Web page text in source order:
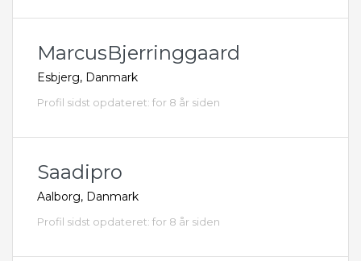
MarcusBjerringgaard
Esbjerg, Danmark
Profil sidst opdateret: for 8 år siden
Saadipro
Aalborg, Danmark
Profil sidst opdateret: for 8 år siden